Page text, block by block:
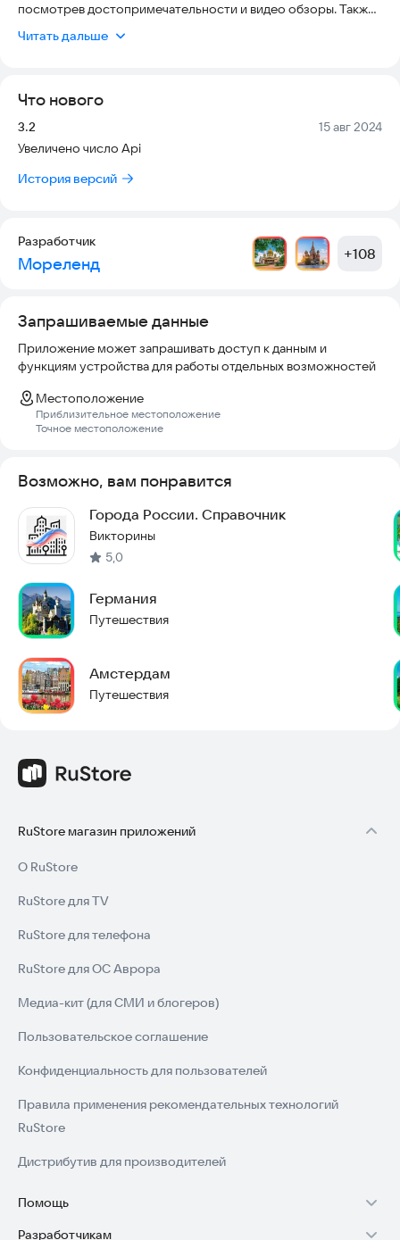
посмотрев достопримечательности и видео обзоры. Также
отелях, предлагающих свои услуги в Испании.
Читать дальше
Что нового
Версия:
3.2 Дата:
15 авг 2024
Увеличено число Api
История версий
Разработчик
Мореленд +108
Запрашиваемые данные
Приложение может запрашивать доступ к данным и
функциям устройства для работы отдельных возможностей
Местоположение
Приблизительное местоположение
Точное местоположение
Возможно, вам понравится
Города России. Справочник
Викторины
5,0
Германия
Путешествия
Амстердам
Путешествия
RuStore магазин приложений
О RuStore
RuStore для TV
RuStore для телефона
RuStore для ОС Аврора
Медиа-кит (для СМИ и блогеров)
Пользовательское соглашение
Конфиденциальность для пользователей
Правила применения рекомендательных технологий
RuStore
Дистрибутив для производителей
Помощь
Разработчикам